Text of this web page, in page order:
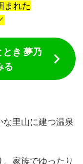
まれた
き 夢乃
る
里山に建つ温泉
家族でゆったり